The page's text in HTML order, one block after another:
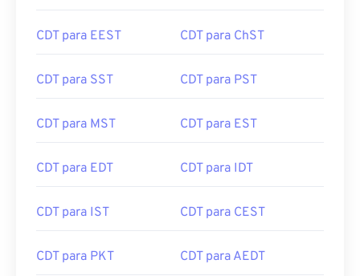
CDT para EEST CDT para ChST
CDT para SST CDT para PST
CDT para MST CDT para EST
CDT para EDT CDT para IDT
CDT para IST CDT para CEST
CDT para PKT CDT para AEDT